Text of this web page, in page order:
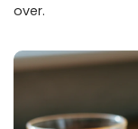
over.